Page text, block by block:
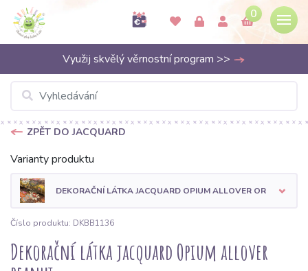
0
Využij skvělý věrnostní program >>
ZPĚT DO JACQUARD
Varianty produktu
DEKORAČNÍ LÁTKA JACQUARD OPIUM ALLOVER OR
Číslo produktu: DKBB1136
Dekorační látka jacquard Opium allover